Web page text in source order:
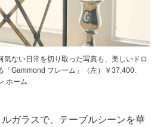
気ない日常を切り取った写真も、美しいドロ
Gammond フレーム」（左）￥37,400、
ホーム
ガラスで、テーブルシーンを華